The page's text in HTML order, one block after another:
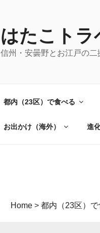
はたこトラ
信州・安曇野とお江戸の二
都内（23区）で食べる
お出かけ（海外） 進
Home > 都内（23区）で